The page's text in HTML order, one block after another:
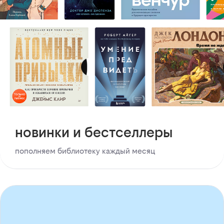
новинки и бестселлеры
пополняем библиотеку каждый месяц